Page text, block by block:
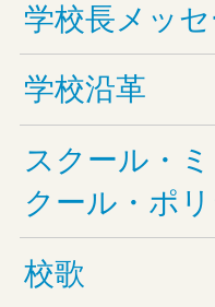
学校長メッ
学校沿革
スクール・
クール・ポ
校歌